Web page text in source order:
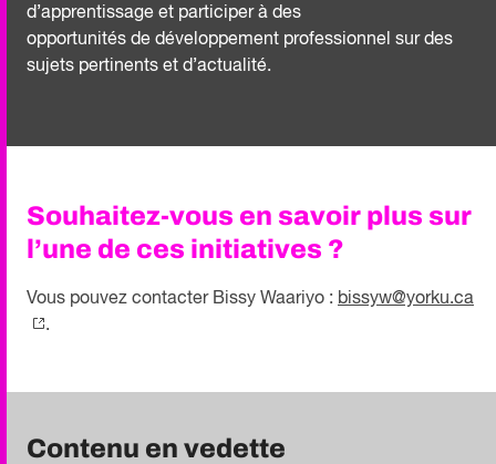
d’apprentissage et participer à des
opportunités de développement professionnel sur des
sujets pertinents et d’actualité.
Souhaitez-vous en savoir plus sur
l’une de ces initiatives ?
Vous pouvez contacter Bissy Waariyo : bissyw@yorku.ca
.
Contenu en vedette